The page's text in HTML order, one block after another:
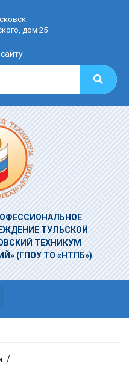
дом 25
ТУЛЬСКОЙ
ТЕХНИКУМ
(ГПОУ ТО «НТПБ»)
/